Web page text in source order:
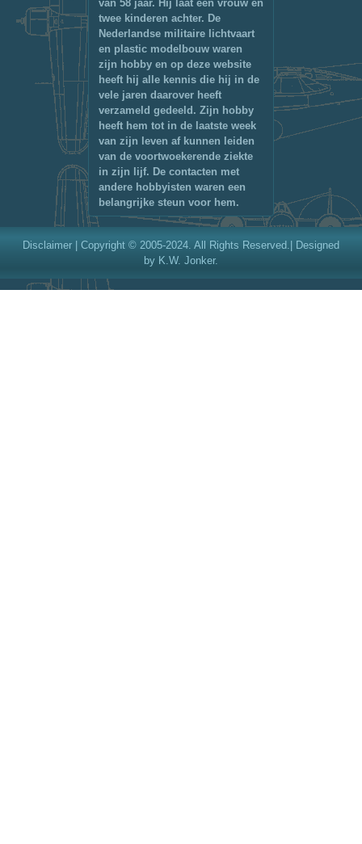
van 58 jaar. Hij laat een vrouw en
twee kinderen achter. De
Nederlandse militaire lichtvaart
en plastic modelbouw waren
zijn hobby en op deze website
heeft hij alle kennis die hij in de
vele jaren daarover heeft
verzameld gedeeld. Zijn hobby
heeft hem tot in de laatste week
van zijn leven af kunnen leiden
van de voortwoekerende ziekte
in zijn lijf. De contacten met
andere hobbyisten waren een
belangrijke steun voor hem.
Disclaimer | Copyright © 2005-2024. All Rights Reserved.| Designed
by K.W. Jonker.